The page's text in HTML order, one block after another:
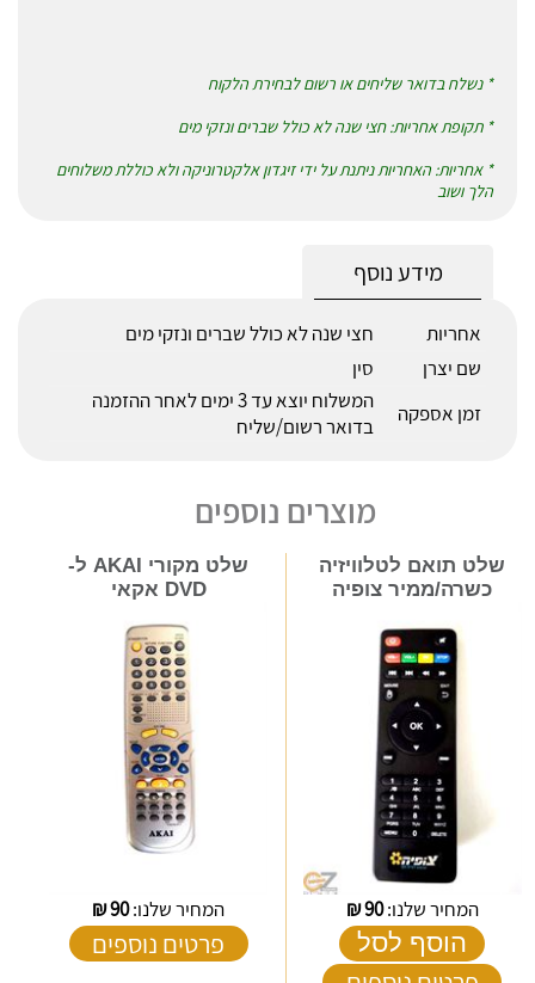
* נשלח בדואר שליחים או רשום לבחירת הלקוח
* תקופת אחריות: חצי שנה לא כולל שברים ונזקי מים
* אחריות: האחריות ניתנת על ידי זיגדון אלקטרוניקה ולא כוללת משלוחים
הלך ושוב
מידע נוסף
אחריות
חצי שנה לא כולל שברים ונזקי מים
שם יצרן
סין
זמן אספקה
המשלוח יוצא עד 3 ימים לאחר ההזמנה
בדואר רשום/שליח
מוצרים נוספים
שלט תואם לטלוויזיה
כשרה/ממיר צופיה
המחיר שלנו:90
₪
הוסף לסל
שלט מקורי AKAI ל-
DVD אקאי
המחיר שלנו:90
₪
פרטים נוספים